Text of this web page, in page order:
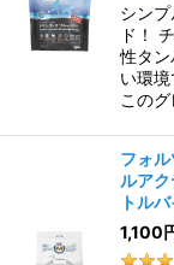
シン
ド！
性タ
い環
この
フォ
ルア
トル
1,100